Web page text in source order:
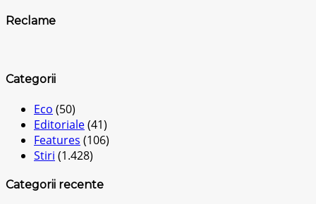
Reclame
Categorii
Eco (50)
Editoriale(41)
Features (106)
Stiri (1.428)
Categorii recente